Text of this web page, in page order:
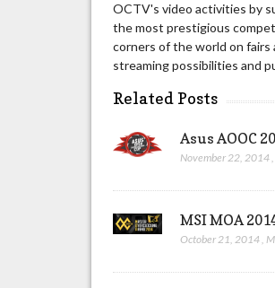
OCTV's video activities by
the most prestigious
corners of the world on fairs
streaming possibilities and
Related Posts
Asus AOOC
November 22, 2014
MSI MOA
October 21, 2014,